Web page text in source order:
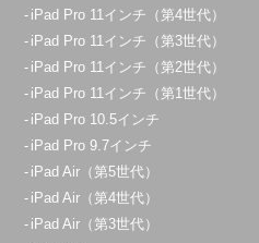
iPad Pro 11インチ（第4世代）
iPad Pro 11インチ（第3世代）
iPad Pro 11インチ（第2世代）
iPad Pro 11インチ（第1世代）
iPad Pro 10.5インチ
iPad Pro 9.7インチ
iPad Air（第5世代）
iPad Air（第4世代）
iPad Air（第3世代）